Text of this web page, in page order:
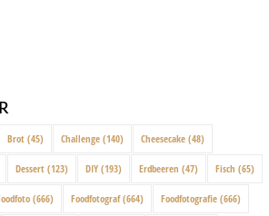
Brot (45) Challenge (140) Cheesecake (48)
Dessert (123) DIY (193) Erdbeeren (47) Fisch (65)
(666) Foodfotograf(664) Foodfotografie (666)